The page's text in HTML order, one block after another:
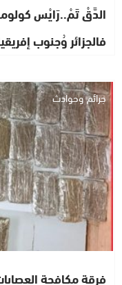
الدَّقْ تَمْ..رَايْس
فالجزائر وُجنوب
جرائم وحوادث